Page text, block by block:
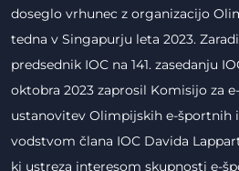
doseglo vrhunec z organizacijo
tedna v Singapurju leta 2023.
predsednik IOC na 141. zasedanju
oktobra 2023 zaprosil Komisijo za
ustanovitev Olimpijskih e-športnih
vodstvom člana IOC Davida
ki ustreza interesom skupnosti e-